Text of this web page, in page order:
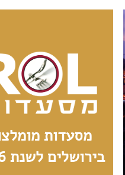
מסעדות
בירושלים לשנת 2026